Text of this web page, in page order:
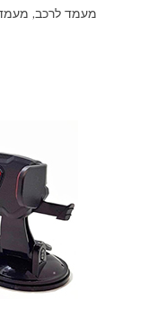
מעמד לרכב,